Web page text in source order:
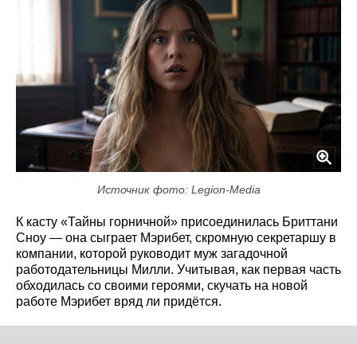
Источник фото: Legion-Media
К касту «Тайны горничной» присоединилась Бриттани
Сноу — она сыграет Мэрибет, скромную секретаршу в
компании, которой руководит муж загадочной
работодательницы Милли. Учитывая, как первая часть
обходилась со своими героями, скучать на новой
работе Мэрибет вряд ли придётся.